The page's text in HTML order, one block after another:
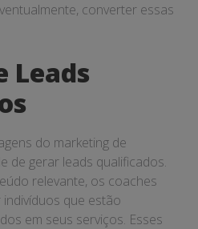
converter essas
Leads
do marketing de
de gerar leads qualificados.
relevante, os coaches
que estão
em seus serviços. Esses